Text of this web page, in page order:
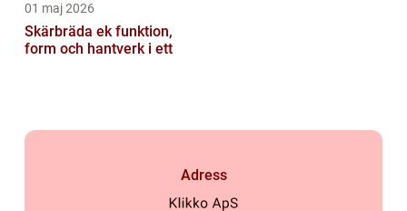
01 maj 2026
Skärbräda ek funktion,
form och hantverk i ett
Adress